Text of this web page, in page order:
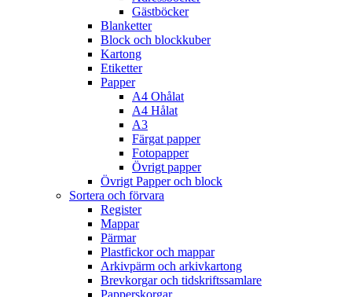
Gästböcker
Blanketter
Block och blockkuber
Kartong
Etiketter
Papper
A4 Ohålat
A4 Hålat
A3
Färgat papper
Fotopapper
Övrigt papper
Övrigt Papper och block
Sortera och förvara
Register
Mappar
Pärmar
Plastfickor och mappar
Arkivpärm och arkivkartong
Brevkorgar och tidskriftssamlare
Papperskorgar